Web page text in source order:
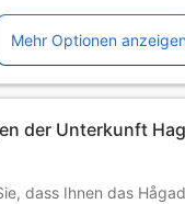
Mehr Optionen
der Unterkunft
dass Ihnen das